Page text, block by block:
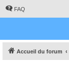
FAQ
Accueil du forum